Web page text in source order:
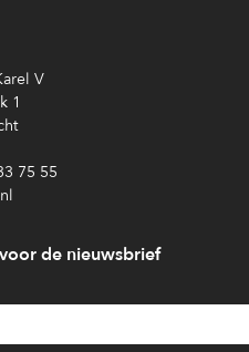
V
1
75 55
de nieuwsbrief